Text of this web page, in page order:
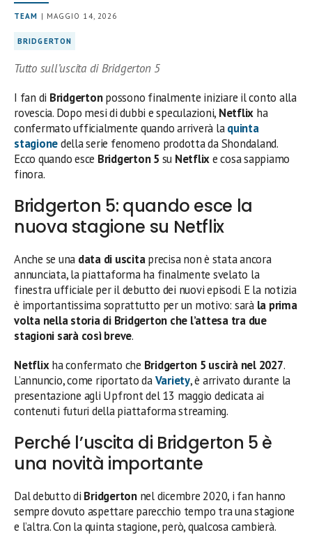
TEAM | MAGGIO 14, 2026
BRIDGERTON
Tutto sull’uscita di Bridgerton 5
I fan di Bridgertonpossono finalmente iniziare il conto alla
rovescia. Dopo mesi di dubbi e speculazioni, Netflix ha
confermato ufficialmente quando arriverà laquinta
stagionedella serie fenomeno prodotta da Shondaland.
Ecco quando esce Bridgerton 5 su Netflixe cosa sappiamo
finora.
Bridgerton 5: quando esce la
nuova stagione su Netflix
Anche se una data di uscitaprecisa non è stata ancora
annunciata, la piattaforma ha finalmente svelato la
finestra ufficiale per il debutto dei nuovi episodi. E la notizia
è importantissima soprattutto per un motivo: sarà la prima
volta nella storia di Bridgerton che l’attesa tra due
stagioni sarà così breve.
Netflixha confermato che Bridgerton 5 uscirà nel 2027.
L’annuncio, come riportato daVariety, è arrivato durante la
presentazione agli Upfront del 13 maggio dedicata ai
contenuti futuri della piattaforma streaming.
Perché l’uscita di Bridgerton 5 è
una novità importante
Dal debutto di Bridgertonnel dicembre 2020, i fan hanno
sempre dovuto aspettare parecchio tempo tra una stagione
e l’altra. Con la quinta stagione, però, qualcosa cambierà.